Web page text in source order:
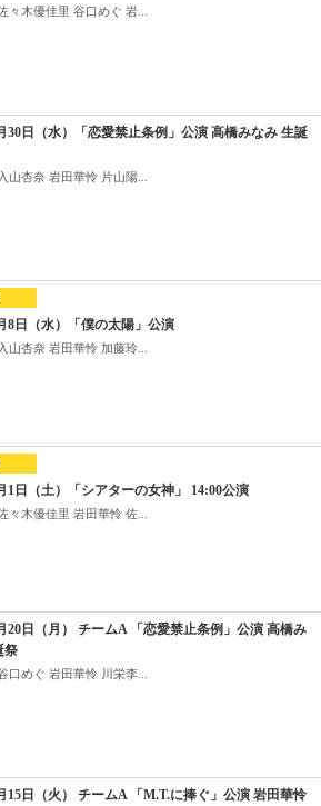
々木優佳里 谷口めぐ 岩...
30日（水）「恋愛禁止条例」公演 高橋みなみ 生誕
山杏奈 岩田華怜 片山陽...
8日（水）「僕の太陽」公演
山杏奈 岩田華怜 加藤玲...
1日（土）「シアターの女神」 14:00公演
々木優佳里 岩田華怜 佐...
20日（月） チームA 「恋愛禁止条例」公演 高橋み
祭
口めぐ 岩田華怜 川栄李...
15日（火） チームA 「M.T.に捧ぐ」公演 岩田華怜